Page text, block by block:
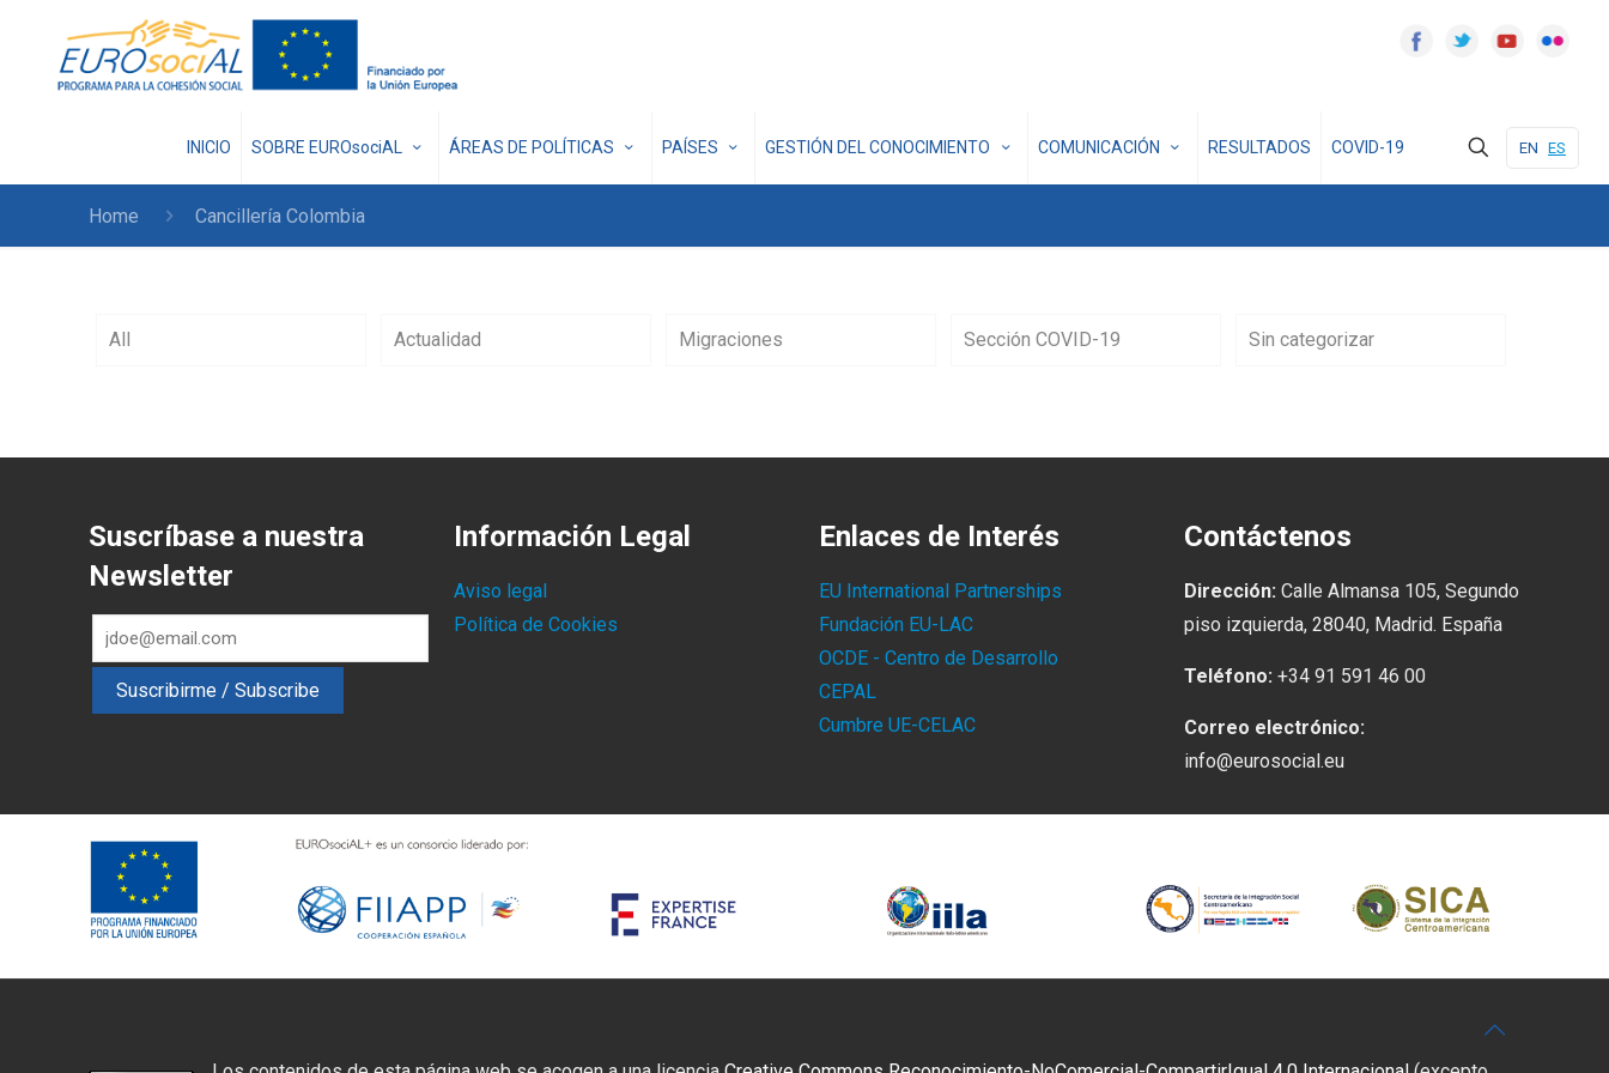
INICIO SOBRE EUROsociAL ÁREAS DE POLÍTICAS PAÍSES GESTIÓN DEL CONOCIMIENTO COMUNICACIÓN RESULTADOS COVID-19 EN ES
Home Cancillería Colombia
All Actualidad Migraciones Sección COVID-19 Sin categorizar
Suscríbase a nuestra
Newsletter
Información Legal
Aviso legal
Política de Cookies
Enlaces de Interés
EU International Partnerships
Fundación EU-LAC
OCDE - Centro de Desarrollo
CEPAL
Cumbre UE-CELAC
Contáctenos
Dirección: Calle Almansa 105, Segundo
piso izquierda, 28040, Madrid. España
Teléfono: +34 91 591 46 00
Correo electrónico:
info@eurosocial.eu